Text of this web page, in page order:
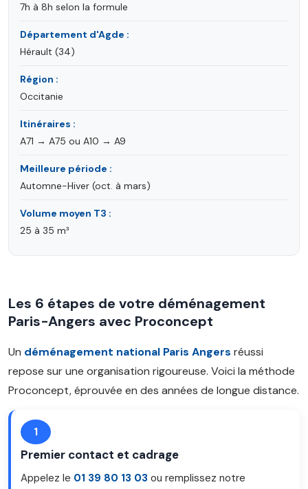
7h à 8h selon la formule
Département d'Agde :
Hérault (34)
Région :
Occitanie
Itinéraires :
A71 → A75 ou A10 → A9
Meilleure période :
Automne-Hiver (oct. à mars)
Volume moyen T3 :
25 à 35 m³
Les 6 étapes de votre déménagement
Paris-Angers avec Proconcept
Un déménagement national Paris Angers réussi
repose sur une organisation rigoureuse. Voici la méthode
Proconcept, éprouvée en des années de longue distance.
1
Premier contact et cadrage
Appelez le 01 39 80 13 03 ou remplissez notre